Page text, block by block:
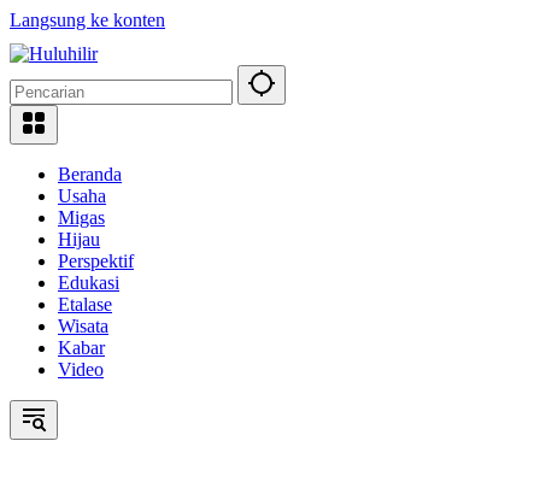
Langsung ke konten
Beranda
Usaha
Migas
Hijau
Perspektif
Edukasi
Etalase
Wisata
Kabar
Video